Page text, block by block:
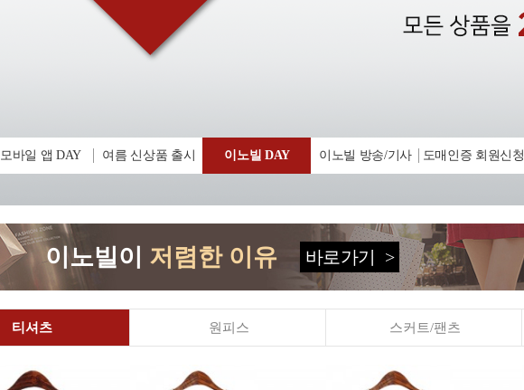
모바일 앱 DAY 여름 신상품 출시 이노빌 DAY 이노빌 방송/기사 도매인증 회원신청
이노빌이 저렴한 이유 바로가기 >
티셔츠 원피스 스커트/팬츠